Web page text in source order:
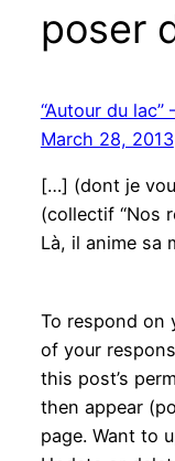
poser
“Autour du
March 28, 2013
[…] (dont je
(collectif “Nos
Là, il anime sa
To respond on
of your
this post’s
then appear
page. Want to